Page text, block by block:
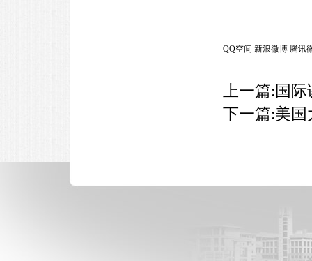
QQ空间 新浪微博 腾讯
上一篇:国
下一篇:美国